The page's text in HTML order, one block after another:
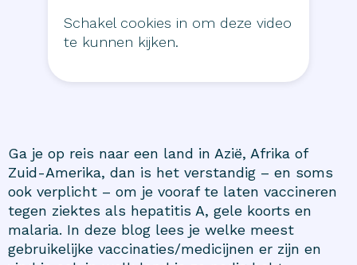
Schakel cookies in om deze video
te kunnen kijken.
Ga je op reis naar een land in Azië, Afrika of
Zuid-Amerika, dan is het verstandig – en soms
ook verplicht – om je vooraf te laten vaccineren
tegen ziektes als hepatitis A, gele koorts en
malaria. In deze blog lees je welke meest
gebruikelijke vaccinaties/medicijnen er zijn en